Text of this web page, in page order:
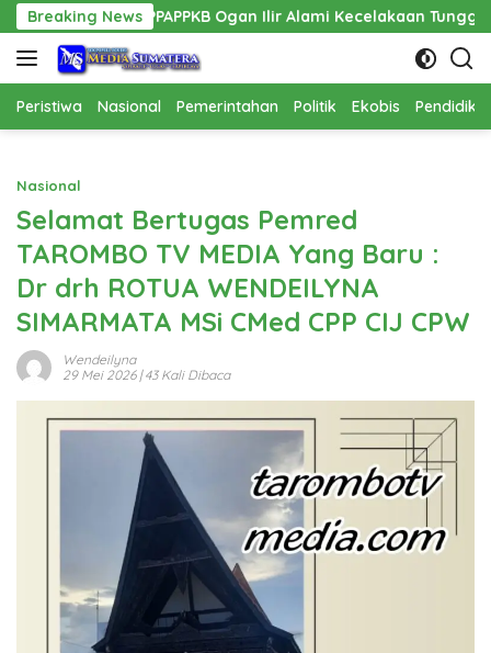
Langsung
ke
konten
Breaking NewsOgan Ilir Alami Kecelakaan Tunggal
Peristiwa Nasional Pemerintahan Politik Ekobis
Nasional
Selamat Bertugas Pemred
TAROMBO TV MEDIA Yang Baru :
Dr drh ROTUA WENDEILYNA
SIMARMATA MSi CMed CPP CIJ CPW
Wendeilyna
29 Mei 2026| 43 Kali Dibaca